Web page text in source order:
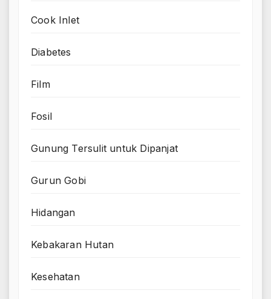
Cook Inlet
Diabetes
Film
Fosil
Gunung Tersulit untuk Dipanjat
Gurun Gobi
Hidangan
Kebakaran Hutan
Kesehatan